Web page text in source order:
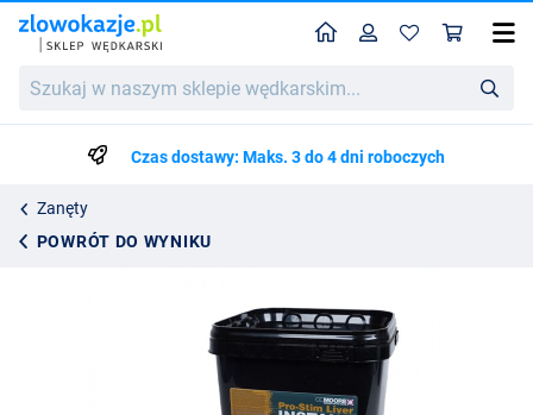
w
wędkarskim...
HomeProfil
Czas dostawy: Maks. 3 do 4 dni roboczych
Zanęty
POWRÓT DO WYNIKU
CC Moore Pro-Stim Liver Spod Mix Bucket (2.5kg)
98.99